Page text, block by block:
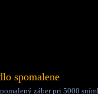
spomalene
záber pri 5000